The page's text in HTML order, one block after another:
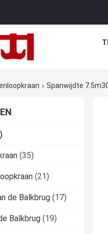
Spanwijdte
(35)
(21)
de Balkbrug (17)
Balkbrug (19)